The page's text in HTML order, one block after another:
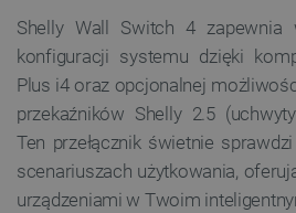
Shelly Wall Switch 4 zapewnia
konfiguracji systemu dzięki
Plus i4 oraz opcjonalnej
przekaźników Shelly 2.5
Ten przełącznik świetnie
scenariuszach użytkowania,
urządzeniami w Twoim